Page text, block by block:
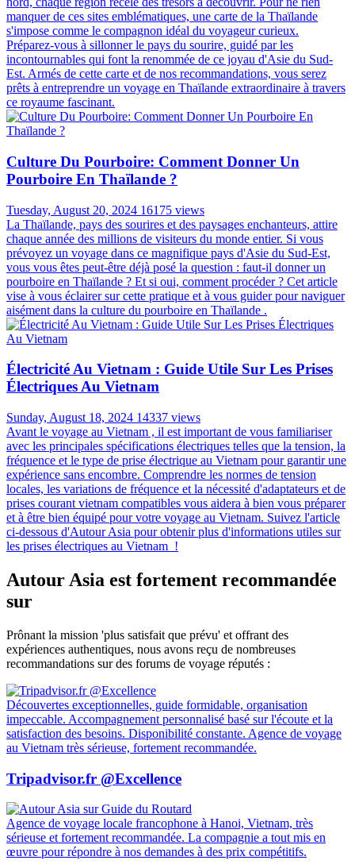
manquer de ces sites emblématiques, une carte de la Thaïlande
s'impose comme le compagnon idéal du voyageur curieux.
Préparez-vous à sillonner le pays du sourire, guidé par les
incontournables qui font la renommée de ce joyau d'Asie du Sud-
Est. Armés de cette carte et de nos recommandations, vous serez
prêts à entreprendre un voyage en Thaïlande extraordinaire à travers
ce royaume fascinant.
Culture Du Pourboire: Comment Donner Un
Pourboire En Thaïlande ?
Tuesday, August 20, 2024 16175 views
La Thaïlande, pays des sourires et des paysages enchanteurs, attire
chaque année des millions de visiteurs du monde entier. Si vous
prévoyez un voyage dans ce magnifique pays d'Asie du Sud-Est,
vous vous êtes peut-être déjà posé la question : faut-il donner un
pourboire en Thaïlande ? Et si oui, comment procéder ? Cet article
vise à vous éclairer sur cette pratique et à vous guider pour naviguer
aisément dans la culture du pourboire en Thaïlande .
Électricité Au Vietnam : Guide Utile Sur Les Prises
Électriques Au Vietnam
Sunday, August 18, 2024 14337 views
Avant le voyage au Vietnam , il est important de vous familiariser
avec les principales spécifications électriques telles que la tension, la
fréquence et le type de prise électrique au Vietnam pour garantir une
expérience sans encombre. Comprendre les normes de tension
locales, les variations de fréquence et la nécessité d'adaptateurs et de
prises courant vietnam compatibles vous aidera à bien vous préparer
et à être bien équipé pour votre voyage au Vietnam. Suivez l'article
ci-dessous d'Autour Asia pour obtenir plus d'informations utiles sur
les prises électriques au Vietnam !
Autour Asia est fortement recommandée
sur
Prônant la mission 'plus satisfait que prévu' et offrant des
expériences authentiques, nous avons reçu de nombreuses
recommandations sur des forums de voyage réputés :
Découvertes exceptionnelles, guide formidable, organisation
impeccable. Accompagnement personnalisé basé sur l'écoute et la
satisfaction des besoins. Disponibilité constante. Agence de voyage
au Vietnam très sérieuse, fortement recommandée.
Tripadvisor.fr @Excellence
Agence de voyage locale francophone à Hanoi, Vietnam, très
sérieuse et fortement recommandée. La compagnie a tout mis en
œuvre pour répondre à nos demandes à des prix compétitifs.